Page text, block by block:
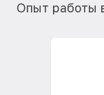
Опыт работы